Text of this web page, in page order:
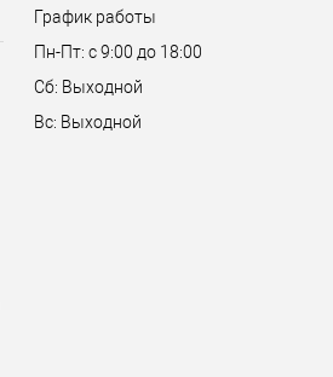
График работы
Пн-Пт: с 9:00 до 18:00
Сб: Выходной
Вс: Выходной